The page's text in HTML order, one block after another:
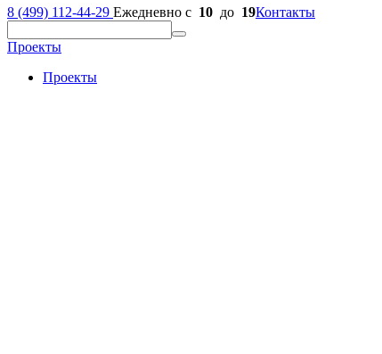
8 (499) 112-44-29 Ежедневно с 10 до 19Контакты
Проекты
Проекты